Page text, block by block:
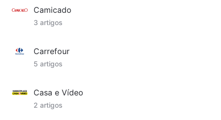
Camicado
3 artigos
Carrefour
5 artigos
Casa e Vídeo
2 artigos